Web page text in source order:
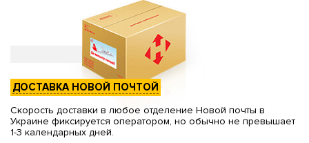
ДОСТАВКА НОВОЙ ПОЧТОЙ
Скорость доставки в любое отделение Новой почты в
Украине фиксируется оператором, но обычно не превышает
1-3 календарных дней.